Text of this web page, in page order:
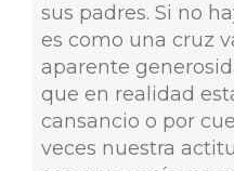
sus padres. Si no
es como una cruz
aparente
que en realidad
cansancio o por
veces nuestra